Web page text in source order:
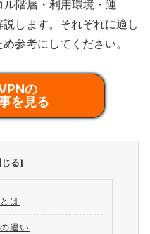
階層・利用環境・運
します。それぞれに適し
参考にしてください。
の
を見る
は
違い